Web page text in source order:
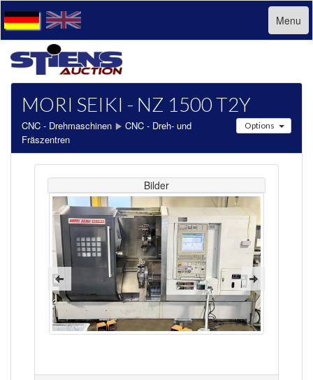
Menu
MORI SEIKI - NZ 1500 T2Y
Options
CNC - Drehmaschinen
CNC - Dreh- und
Fräszentren
Bilder